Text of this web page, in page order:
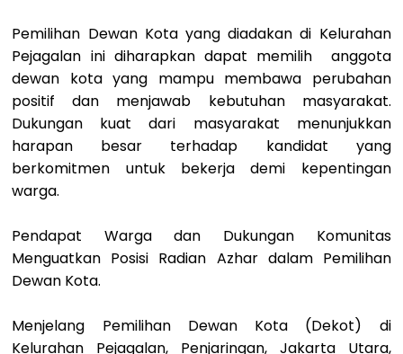
Pemilihan Dewan Kota yang diadakan di Kelurahan
Pejagalan ini diharapkan dapat memilih anggota
dewan kota yang mampu membawa perubahan
positif dan menjawab kebutuhan masyarakat.
Dukungan kuat dari masyarakat menunjukkan
harapan besar terhadap kandidat yang
berkomitmen untuk bekerja demi kepentingan
warga.
Pendapat Warga dan Dukungan Komunitas
Menguatkan Posisi Radian Azhar dalam Pemilihan
Dewan Kota.
Menjelang Pemilihan Dewan Kota (Dekot) di
Kelurahan Pejagalan, Penjaringan, Jakarta Utara,